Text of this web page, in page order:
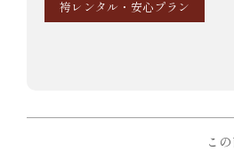
袴レンタル・安心プラン
こ